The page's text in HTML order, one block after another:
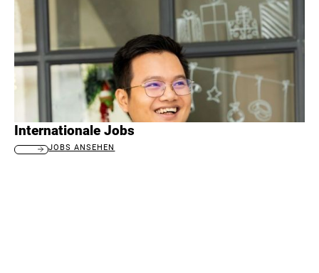
Internationale Jobs
JOBS ANSEHEN